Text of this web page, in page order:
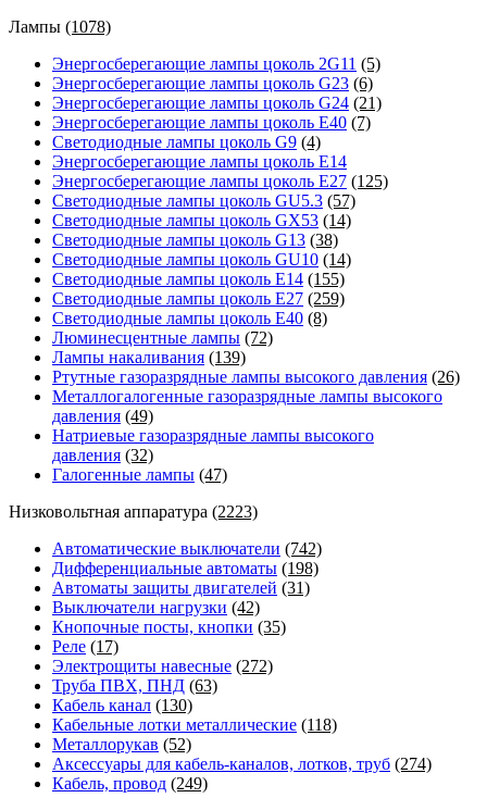
Лампы (1078)
Энергосберегающие лампы цоколь 2G11 (5)
Энергосберегающие лампы цоколь G23 (6)
Энергосберегающие лампы цоколь G24 (21)
Энергосберегающие лампы цоколь Е40 (7)
Светодиодные лампы цоколь G9 (4)
Энергосберегающие лампы цоколь Е14
Энергосберегающие лампы цоколь Е27 (125)
Светодиодные лампы цоколь GU5.3 (57)
Светодиодные лампы цоколь GX53 (14)
Светодиодные лампы цоколь G13 (38)
Светодиодные лампы цоколь GU10 (14)
Светодиодные лампы цоколь E14 (155)
Светодиодные лампы цоколь E27 (259)
Светодиодные лампы цоколь E40 (8)
Люминесцентные лампы (72)
Лампы накаливания (139)
Ртутные газоразрядные лампы высокого давления (26)
Металлогалогенные газоразрядные лампы высокого
давления (49)
Натриевые газоразрядные лампы высокого
давления (32)
Галогенные лампы (47)
Низковольтная аппаратура (2223)
Автоматические выключатели (742)
Дифференциальные автоматы (198)
Автоматы защиты двигателей (31)
Выключатели нагрузки (42)
Кнопочные посты, кнопки (35)
Реле (17)
Электрощиты навесные (272)
Труба ПВХ, ПНД (63)
Кабель канал (130)
Кабельные лотки металлические (118)
Металлорукав (52)
Аксессуары для кабель-каналов, лотков, труб (274)
Кабель, провод (249)